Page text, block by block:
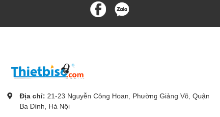
Địa chỉ: 21-23 Nguyễn Công Hoan, Phường Giảng Võ, Quận
Ba Đình, Hà Nội